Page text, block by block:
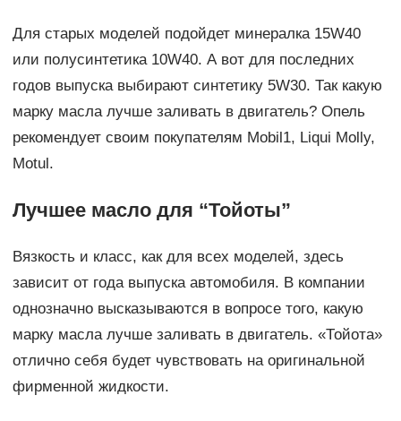
Для старых моделей подойдет минералка 15W40
или полусинтетика 10W40. А вот для последних
годов выпуска выбирают синтетику 5W30. Так какую
марку масла лучше заливать в двигатель? Опель
рекомендует своим покупателям Mobil1, Liqui Molly,
Motul.
Лучшее масло для “Тойоты”
Вязкость и класс, как для всех моделей, здесь
зависит от года выпуска автомобиля. В компании
однозначно высказываются в вопросе того, какую
марку масла лучше заливать в двигатель. «Тойота»
отлично себя будет чувствовать на оригинальной
фирменной жидкости.